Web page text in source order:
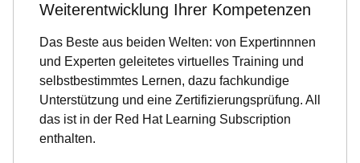
Weiterentwicklung Ihrer Kompetenzen
Das Beste aus beiden Welten: von Expertinnnen
und Experten geleitetes virtuelles Training und
selbstbestimmtes Lernen, dazu fachkundige
Unterstützung und eine Zertifizierungsprüfung. All
das ist in der Red Hat Learning Subscription
enthalten.